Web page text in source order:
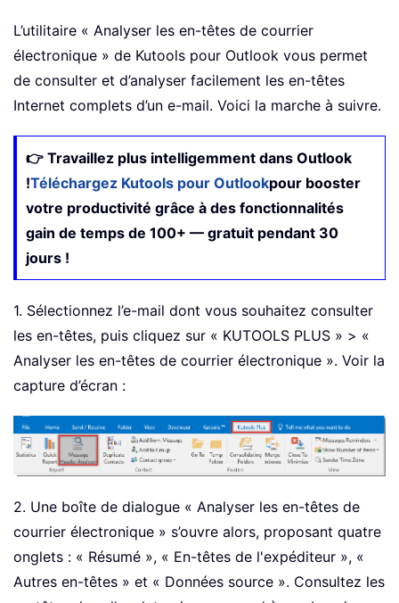
L’utilitaire « Analyser les en-têtes de courrier
électronique » de Kutools pour Outlook vous permet
de consulter et d’analyser facilement les en-têtes
Internet complets d’un e-mail. Voici la marche à suivre.
👉 Travaillez plus intelligemment dans Outlook
!Téléchargez Kutools pour Outlookpour booster
votre productivité grâce à des fonctionnalités
gain de temps de 100+ — gratuit pendant 30
jours !
1. Sélectionnez l’e-mail dont vous souhaitez consulter
les en-têtes, puis cliquez sur « KUTOOLS PLUS » > «
Analyser les en-têtes de courrier électronique ». Voir la
capture d’écran :
2. Une boîte de dialogue « Analyser les en-têtes de
courrier électronique » s’ouvre alors, proposant quatre
onglets : « Résumé », « En-têtes de l'expéditeur », «
Autres en-têtes » et « Données source ». Consultez les